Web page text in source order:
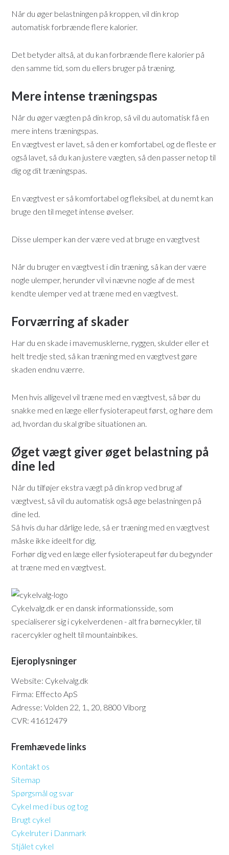
Når du øger belastningen på kroppen, vil din krop
automatisk forbrænde flere kalorier.
Det betyder altså, at du kan forbrænde flere kalorier på
den samme tid, som du ellers bruger på træning.
Mere intense træningspas
Når du øger vægten på din krop, så vil du automatisk få en
mere intens træningspas.
En vægtvest er lavet, så den er komfortabel, og de fleste er
også lavet, så du kan justere vægten, så den passer netop til
dig og dit træningspas.
En vægtvest er så komfortabel og fleksibel, at du nemt kan
bruge den til meget intense øvelser.
Disse ulemper kan der være ved at bruge en vægtvest
Når du bruger en vægtvest i din træning, så kan der være
nogle ulemper, herunder vil vi nævne nogle af de mest
kendte ulemper ved at træne med en vægtvest.
Forværring af skader
Har du en skade i mavemusklerne, ryggen, skulder eller et
helt tredje sted, så kan træning med en vægtvest gøre
skaden endnu værre.
Men hvis alligevel vil træne med en vægtvest, så bør du
snakke med en læge eller fysioterapeut først, og høre dem
ad, hvordan du skal gribe situationen an.
Øget vægt giver øget belastning på
dine led
Når du tilføjer ekstra vægt på din krop ved brug af
vægtvest, så vil du automatisk også øge belastningen på
dine led.
Så hvis du har dårlige lede, så er træning med en vægtvest
måske ikke ideelt for dig.
Forhør dig ved en læge eller fysioterapeut før du begynder
at træne med en vægtvest.
Cykelvalg.dk er en dansk informationsside, som
specialiserer sig i cykelverdenen - alt fra børnecykler, til
racercykler og helt til mountainbikes.
Ejeroplysninger
Website: Cykelvalg.dk
Firma: Effecto ApS
Adresse: Volden 22, 1., 20, 8800 Viborg
CVR: 41612479
Fremhævede links
Kontakt os
Sitemap
Spørgsmål og svar
Cykel med i bus og tog
Brugt cykel
Cykelruter i Danmark
Stjålet cykel